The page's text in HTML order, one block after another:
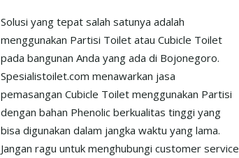
Solusi yang tepat salah satunya adalah
menggunakan Partisi Toilet atau Cubicle Toilet
pada bangunan Anda yang ada di Bojonegoro.
Spesialistoilet.com menawarkan jasa
pemasangan Cubicle Toilet menggunakan Partisi
dengan bahan Phenolic berkualitas tinggi yang
bisa digunakan dalam jangka waktu yang lama.
Jangan ragu untuk menghubungi customer service